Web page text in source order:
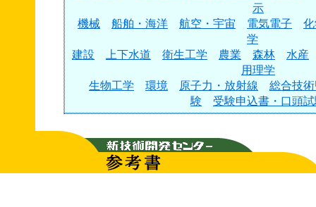
示
機械
船舶・海洋 航空・宇宙 電気電子
学
建設
上下水道 衛生工学 農業 森林
水産
用理学
生物工学
環境 原子力・放射線
総合技
験
受験申込書・口頭